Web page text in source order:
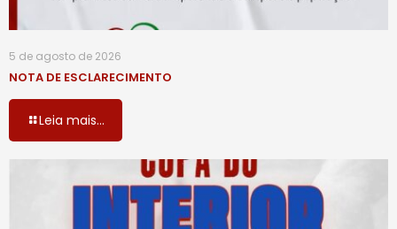
5 de agosto de 2026
NOTA DE ESCLARECIMENTO
Leia mais...